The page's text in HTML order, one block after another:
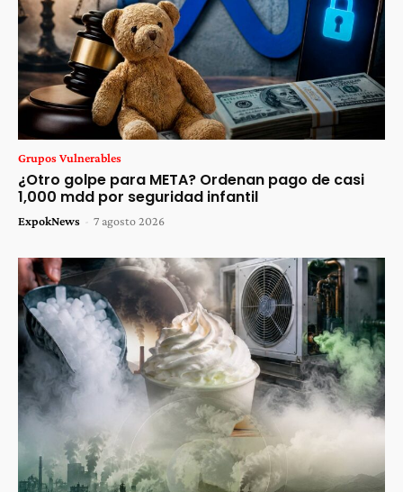
Grupos Vulnerables
¿Otro golpe para META? Ordenan pago de casi
1,000 mdd por seguridad infantil
ExpokNews - 7 agosto 2026